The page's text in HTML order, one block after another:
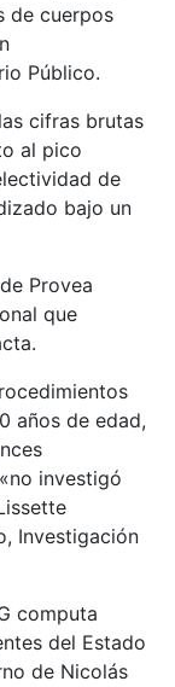
de cuerpos
Público.
cifras brutas
al pico
de
bajo un
Provea
que
años de edad,
investigó
Investigación
computa
del Estado
de Nicolás